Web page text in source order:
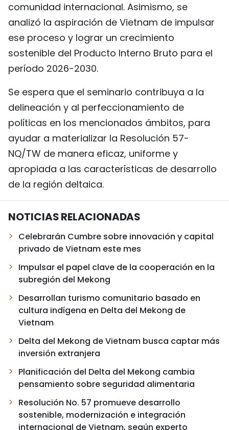
comunidad internacional. Asimismo, se
analizó la aspiración de Vietnam de impulsar
ese proceso y lograr un crecimiento
sostenible del Producto Interno Bruto para el
período 2026-2030.
Se espera que el seminario contribuya a la
delineación y al perfeccionamiento de
políticas en los mencionados ámbitos, para
ayudar a materializar la Resolución 57-
NQ/TW de manera eficaz, uniforme y
apropiada a las características de desarrollo
de la región deltaica.
NOTICIAS RELACIONADAS
Celebrarán Cumbre sobre innovación y capital
privado de Vietnam este mes
Impulsar el papel clave de la cooperación en la
subregión del Mekong
Desarrollan turismo comunitario basado en
cultura indígena en Delta del Mekong de
Vietnam
Delta del Mekong de Vietnam busca captar más
inversión extranjera
Planificación del Delta del Mekong cambia
pensamiento sobre seguridad alimentaria
Resolución No. 57 promueve desarrollo
sostenible, modernización e integración
internacional de Vietnam, según experto